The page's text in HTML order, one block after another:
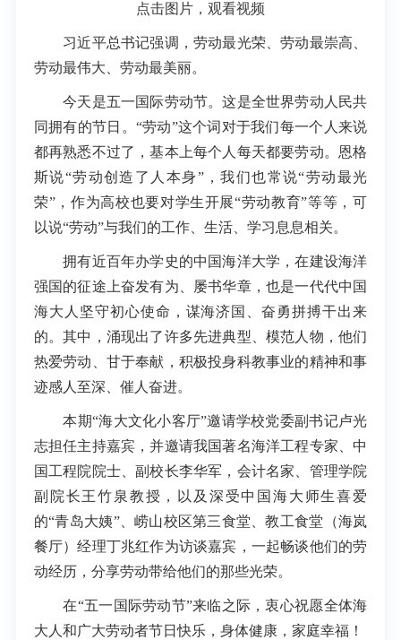
点击图片，观看视频
习近平总书记强调，劳动最光荣、劳动最崇高、
劳动最伟大、劳动最美丽。
今天是五一国际劳动节。这是全世界劳动人民共
同拥有的节日。“劳动”这个词对于我们每一个人来说
都再熟悉不过了，基本上每个人每天都要劳动。恩格
斯说“劳动创造了人本身”，我们也常说“劳动最光
荣”，作为高校也要对学生开展“劳动教育”等等，可
以说“劳动”与我们的工作、生活、学习息息相关。
拥有近百年办学史的中国海洋大学，在建设海洋
强国的征途上奋发有为、屡书华章，也是一代代中国
海大人坚守初心使命，谋海济国、奋勇拼搏干出来
的。其中，涌现出了许多先进典型、模范人物，他们
热爱劳动、甘于奉献，积极投身科教事业的精神和事
迹感人至深、催人奋进。
本期“海大文化小客厅”邀请学校党委副书记卢光
志担任主持嘉宾，并邀请我国著名海洋工程专家、中
国工程院院士、副校长李华军，会计名家、管理学院
副院长王竹泉教授，以及深受中国海大师生喜爱
的“青岛大姨”、崂山校区第三食堂、教工食堂（海岚
餐厅）经理丁兆红作为访谈嘉宾，一起畅谈他们的劳
动经历，分享劳动带给他们的那些光荣。
在“五一国际劳动节”来临之际，衷心祝愿全体海
大人和广大劳动者节日快乐，身体健康，家庭幸福！